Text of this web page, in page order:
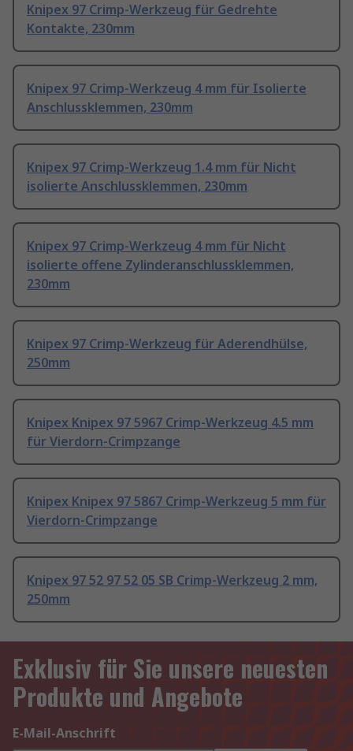
Knipex 97 Crimp-Werkzeug für Gedrehte
Kontakte, 230mm
Knipex 97 Crimp-Werkzeug 4 mm für Isolierte
Anschlussklemmen, 230mm
Knipex 97 Crimp-Werkzeug 1.4 mm für Nicht
isolierte Anschlussklemmen, 230mm
Knipex 97 Crimp-Werkzeug 4 mm für Nicht
isolierte offene Zylinderanschlussklemmen,
230mm
Knipex 97 Crimp-Werkzeug für Aderendhülse,
250mm
Knipex Knipex 97 5967 Crimp-Werkzeug 4.5 mm
für Vierdorn-Crimpzange
Knipex Knipex 97 5867 Crimp-Werkzeug 5 mm für
Vierdorn-Crimpzange
Knipex 97 52 97 52 05 SB Crimp-Werkzeug 2 mm,
250mm
Exklusiv für Sie unsere neuesten
Produkte und Angebote
E-Mail-Anschrift